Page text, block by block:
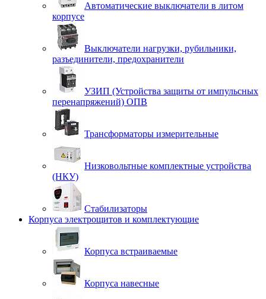
Автоматические выключатели в литом
корпусе
Выключатели нагрузки, рубильники,
разъединители, предохранители
УЗИП (Устройства защиты от импульсных
перенапряжений) ОПВ
Трансформаторы измерительные
Низковольтные комплектные устройства
(НКУ)
Стабилизаторы
Корпуса электрощитов и комплектующие
Корпуса встраиваемые
Корпуса навесные